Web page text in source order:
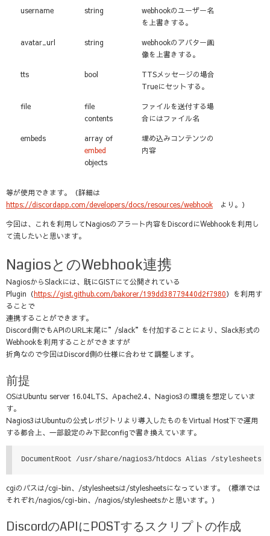
username string
webhookのユーザー名
を上書きする。
avatar_url string
webhookのアバター画
像を上書きする。
tts bool
TTSメッセージの場合
Trueにセットする。
file
file
contents
ファイルを送付する場
合にはファイル名
embeds
array of
embed
objects
埋め込みコンテンツの
内容
等が使用できます。（詳細は
https://discordapp.com/developers/docs/resources/webhook より。）
今回は、これを利用してNagiosのアラート内容をDiscordにWebhookを利用し
て流したいと思います。
NagiosとのWebhook連携
NagiosからSlackには、既にGISTにて公開されている
Plugin（https://gist.github.com/bakorer/199dd38779440d2f7980）を利用す
ることで
連携することができます。
Discord側でもAPIのURL末尾に”/slack”を付加することにより、Slack形式の
Webhookを利用することができますが
折角なので今回はDiscord側の仕様に合わせて調整します。
前提
OSはUbuntu server 16.04LTS、Apache2.4、Nagios3の環境を想定していま
す。
Nagios3はUbuntuの公式レポジトリより導入したものをVirtual Host下で運用
する都合上、一部設定のみ下記configで書き換えています。
DocumentRoot /usr/share/nagios3/htdocs Alias /
cgiのパスは/cgi-bin、/stylesheetsは/stylesheetsになっています。（標準では
それぞれ/nagios/cgi-bin、/nagios/stylesheetsかと思います。）
DiscordのAPIにPOSTするスクリプトの作成